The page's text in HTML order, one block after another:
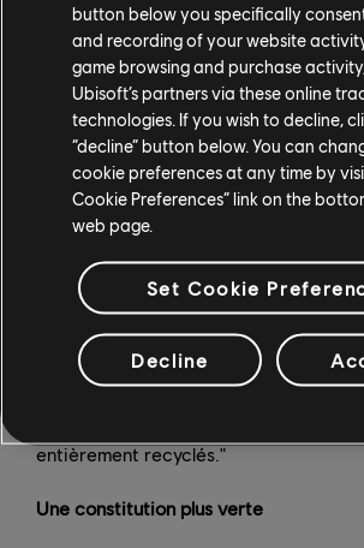
L'équipe du Floresco a également
les déchets en choisissant des
proposent des repas à emporter dans
réutilisables, que les collaborateurs
"L'avantage est double : réduire autant
l'utilisation de vaisselle à usage
besoins en livraisons", ajoute Laurie
entièrement recyclés."
Une constitution plus verte
button below you specifically
and recording of your website
game browsing and purchase
Ubisoft’s partners via these online
technologies. If you wish to decline,
“decline” button below. You can
cookie preferences at any time by
Cookie Preferences” link on the
web page.
Set Cookie
Decline